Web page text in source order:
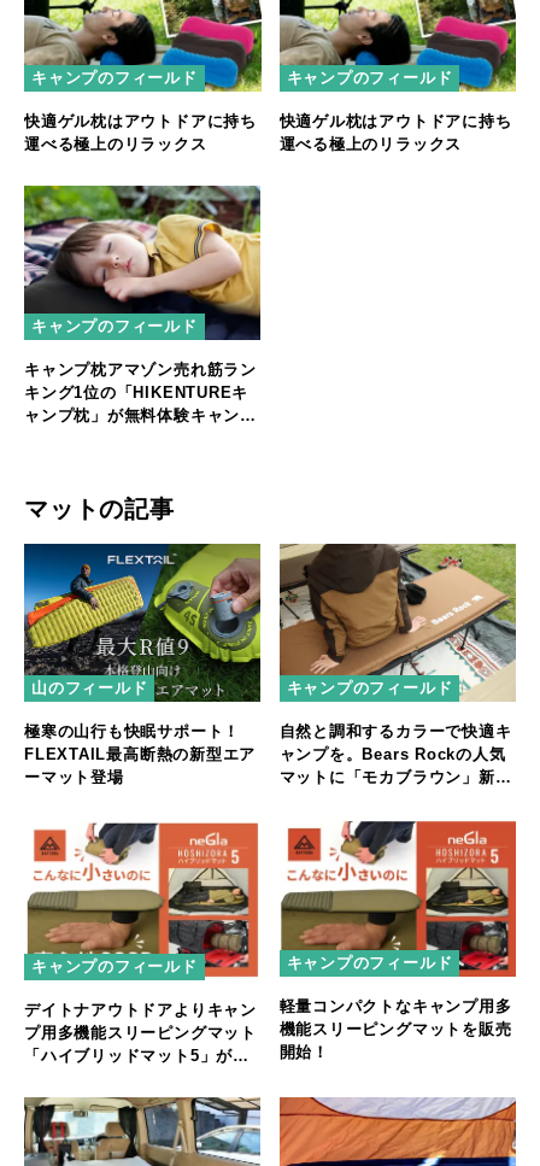
キャンプのフィールド
快適ゲル枕はアウトドアに持ち
運べる極上のリラックス
キャンプのフィールド
快適ゲル枕はアウトドアに持ち
運べる極上のリラックス
キャンプのフィールド
キャンプ枕アマゾン売れ筋ラン
キング1位の「HIKENTUREキ
ャンプ枕」が無料体験キャンペ
マットの記事
山のフィールド
極寒の山行も快眠サポート！
FLEXTAIL最高断熱の新型エア
ーマット登場
キャンプのフィールド
自然と調和するカラーで快適キ
ャンプを。Bears Rockの人気
マットに「モカブラウン」新登
キャンプのフィールド
デイトナアウトドアよりキャン
プ用多機能スリーピングマット
「ハイブリッドマット5」が登
キャンプのフィールド
軽量コンパクトなキャンプ用多
機能スリーピングマットを販売
開始！